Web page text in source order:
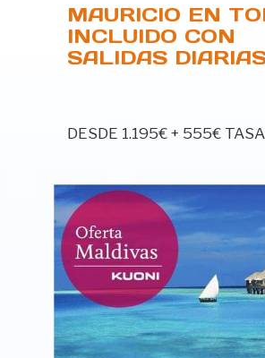
MAURICIO EN
INCLUIDO CON
SALIDAS
DESDE 1.195€ + 555€